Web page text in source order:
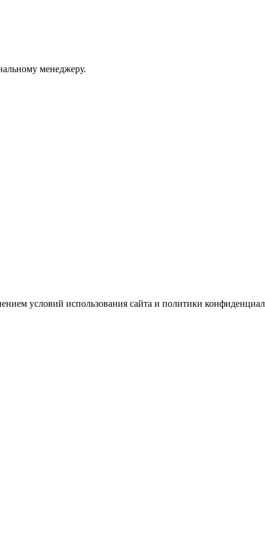
менеджеру.
условий использования сайта и политики